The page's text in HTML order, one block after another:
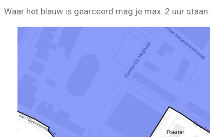
Waar het blauw is gearceerd mag je max. 2 uur staan.